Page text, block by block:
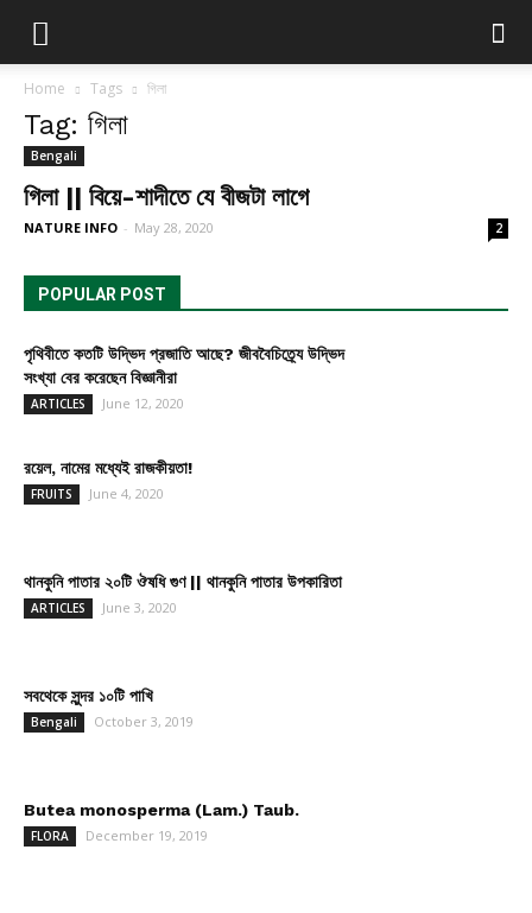
Home Tags গিলা
Tag: গিলা
Bengali
গিলা || বিয়ে-শাদীতে যে বীজটা লাগে
NATURE INFO - May 28, 2020 2
POPULAR POST
পৃথিবীতে কতটি উদ্ভিদ প্রজাতি আছে? জীববৈচিত্র্যে উদ্ভিদ
সংখ্যা বের করেছেন বিজ্ঞানীরা
ARTICLES June 12, 2020
রয়েল, নামের মধ্যেই রাজকীয়তা!
FRUITS June 4, 2020
থানকুনি পাতার ২০টি ঔষধি গুণ || থানকুনি পাতার উপকারিতা
ARTICLES June 3, 2020
সবথেকে সুন্দর ১০টি পাখি
Bengali October 3, 2019
Butea monosperma (Lam.) Taub.
FLORA December 19, 2019